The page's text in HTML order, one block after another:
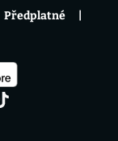
Předplatné